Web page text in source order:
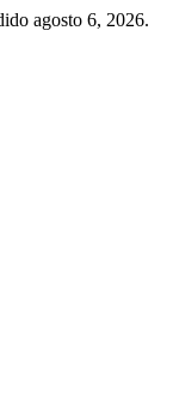
agosto 6, 2026.